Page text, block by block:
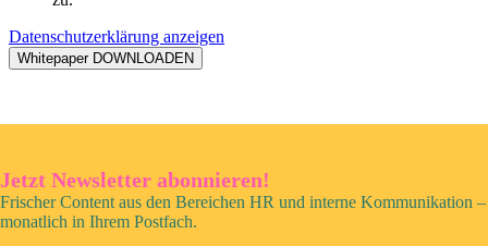
Datenschutzerklärung anzeigen
Whitepaper DOWNLOADEN
Jetzt Newsletter abonnieren!
Frischer Content aus den Bereichen HR und interne Kommunikation –
monatlich in Ihrem Postfach.